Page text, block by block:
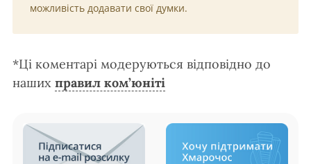
можливість додавати свої думки.
*Ці коментарі модеруються відповідно до
наших правил ком’юніті